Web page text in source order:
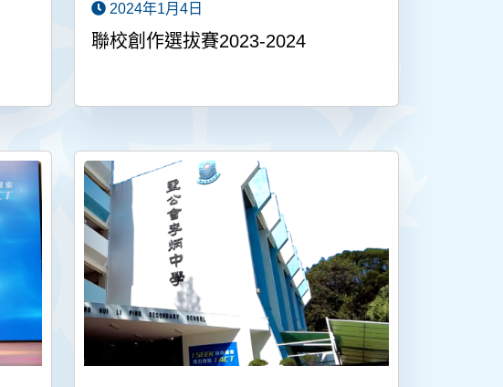
2024年1月4日
聯校創作選拔賽2023-2024